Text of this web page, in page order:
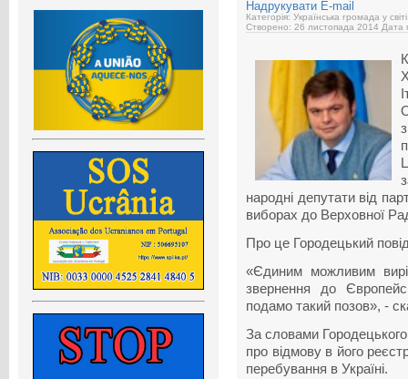
Надрукувати E-mail
Категорія: Українська громада у світі
Створено: 26 листопада 2014 Дата
народні депутати від
виборах до Верховної
Про це Городецький
«Єдиним можливим
звернення до
подамо такий позов», -
За словами
про відмову в його
перебування в Україні.